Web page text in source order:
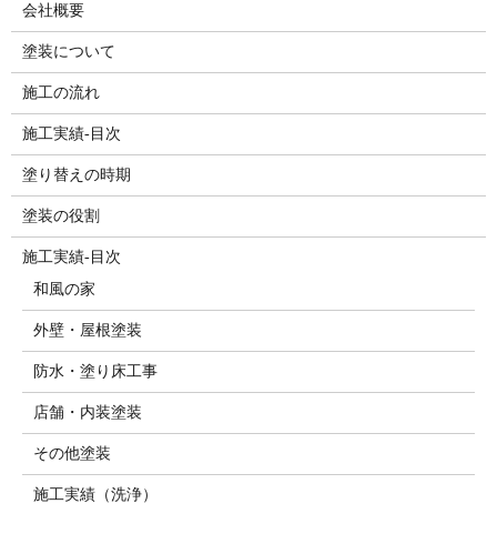
会社概要
塗装について
施工の流れ
施工実績-目次
塗り替えの時期
塗装の役割
施工実績-目次
和風の家
外壁・屋根塗装
防水・塗り床工事
店舗・内装塗装
その他塗装
施工実績（洗浄）